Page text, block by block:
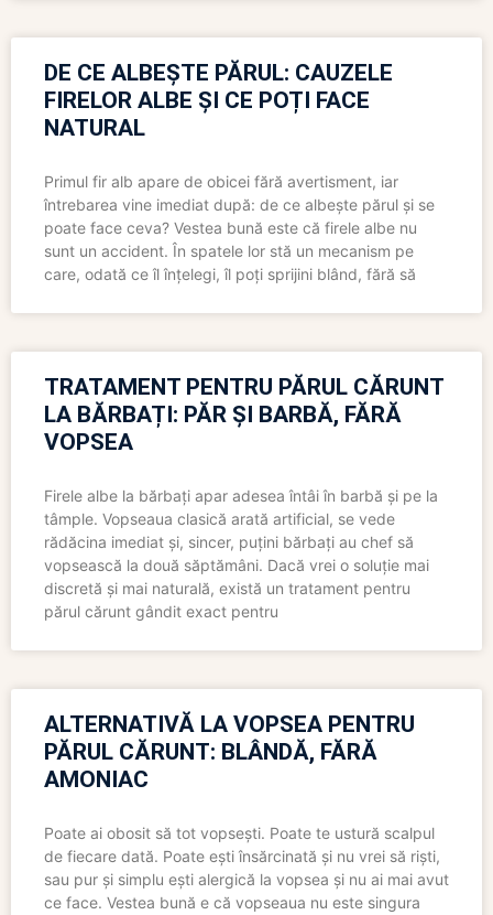
DE CE ALBEȘTE PĂRUL: CAUZELE
FIRELOR ALBE ȘI CE POȚI FACE
NATURAL
Primul fir alb apare de obicei fără avertisment, iar
întrebarea vine imediat după: de ce albește părul și se
poate face ceva? Vestea bună este că firele albe nu
sunt un accident. În spatele lor stă un mecanism pe
care, odată ce îl înțelegi, îl poți sprijini blând, fără să
TRATAMENT PENTRU PĂRUL CĂRUNT
LA BĂRBAȚI: PĂR ȘI BARBĂ, FĂRĂ
VOPSEA
Firele albe la bărbați apar adesea întâi în barbă și pe la
tâmple. Vopseaua clasică arată artificial, se vede
rădăcina imediat și, sincer, puțini bărbați au chef să
vopsească la două săptămâni. Dacă vrei o soluție mai
discretă și mai naturală, există un tratament pentru
părul cărunt gândit exact pentru
ALTERNATIVĂ LA VOPSEA PENTRU
PĂRUL CĂRUNT: BLÂNDĂ, FĂRĂ
AMONIAC
Poate ai obosit să tot vopsești. Poate te ustură scalpul
de fiecare dată. Poate ești însărcinată și nu vrei să riști,
sau pur și simplu ești alergică la vopsea și nu ai mai avut
ce face. Vestea bună e că vopseaua nu este singura